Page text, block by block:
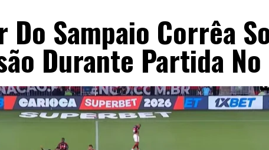
Do Sampaio Corrêa
Durante Partida